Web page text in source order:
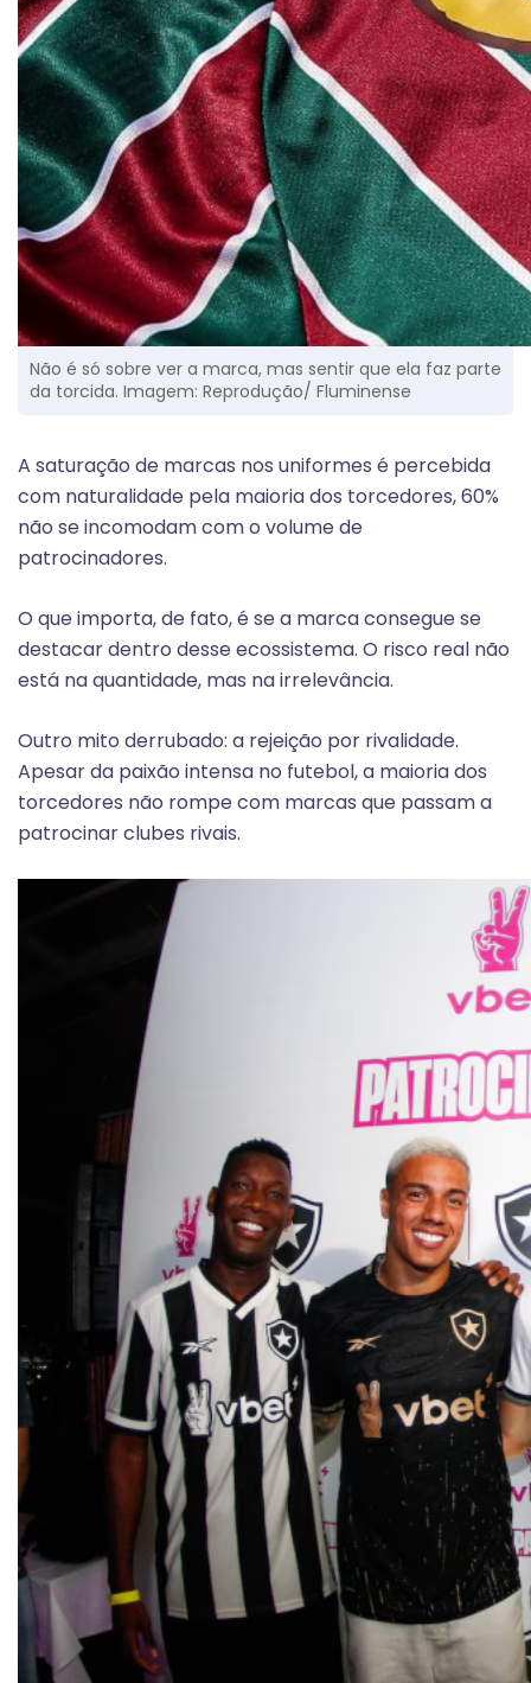
Não é só sobre ver a marca, mas sentir que ela faz parte
da torcida. Imagem: Reprodução/ Fluminense
A saturação de marcas nos uniformes é percebida
com naturalidade pela maioria dos torcedores, 60%
não se incomodam com o volume de
patrocinadores.
O que importa, de fato, é se a marca consegue se
destacar dentro desse ecossistema. O risco real não
está na quantidade, mas na irrelevância.
Outro mito derrubado: a rejeição por rivalidade.
Apesar da paixão intensa no futebol, a maioria dos
torcedores não rompe com marcas que passam a
patrocinar clubes rivais.